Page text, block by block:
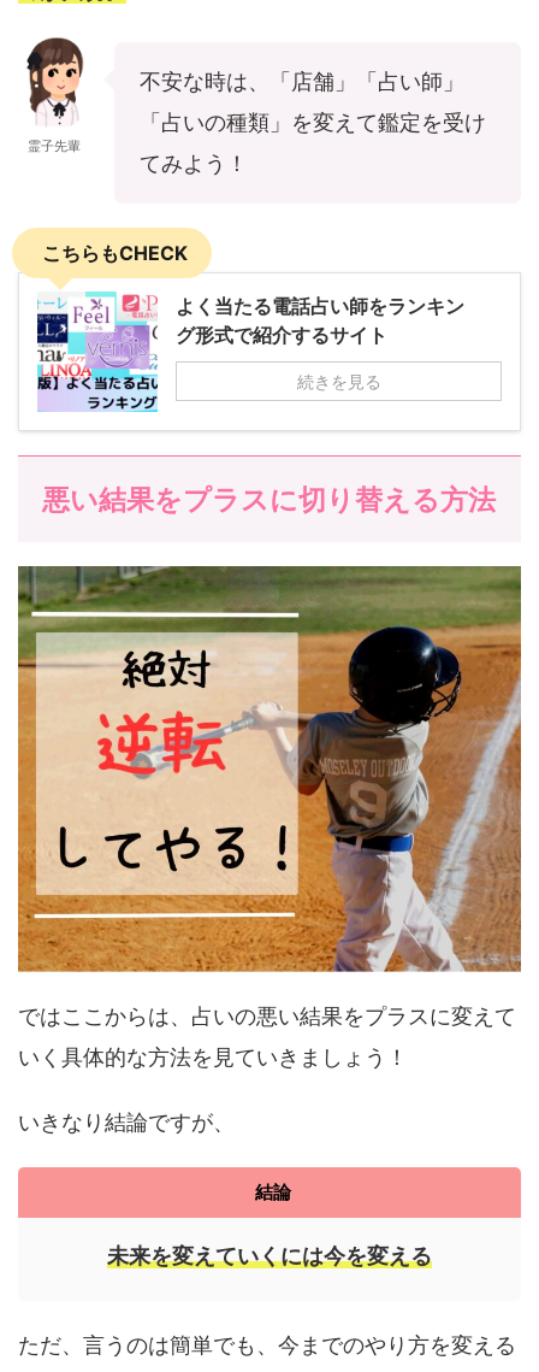
霊子先輩
不安な時は、「店舗」「占い師」
「占いの種類」を変えて鑑定を受け
てみよう！
こちらもCHECK
よく当たる電話占い師をランキン
グ形式で紹介するサイト
続きを見る
悪い結果をプラスに切り替える方法
ではここからは、占いの悪い結果をプラスに変えて
いく具体的な方法を見ていきましょう！
いきなり結論ですが、
結論
未来を変えていくには今を変える
ただ、言うのは簡単でも、今までのやり方を変える